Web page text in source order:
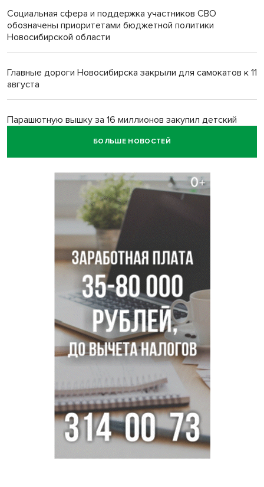
Социальная сфера и поддержка участников СВО
обозначены приоритетами бюджетной политики
Новосибирской области
Главные дороги Новосибирска закрыли для самокатов к 11
августа
Парашютную вышку за 16 миллионов закупил детский
БОЛЬШЕ НОВОСТЕЙ